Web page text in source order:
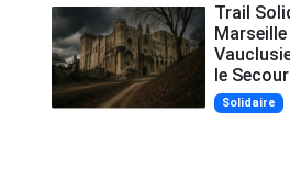
Trail
le
Solidaire